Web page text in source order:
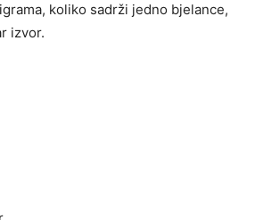
koliko sadrži jedno bjelance,
izvor.